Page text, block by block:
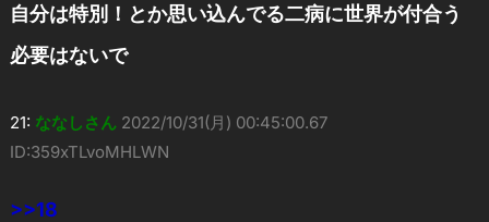
自分は特別！とか思い込んでる二病に世界が付合う
必要はないで
21: ななしさん 2022/10/31(月) 00:45:00.67
ID:359xTLvoMHLWN
>>18